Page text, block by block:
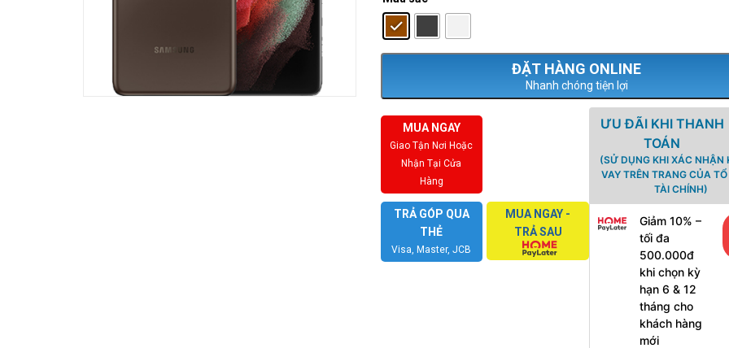
Nhanh chóng tiện lợi
MUA NGAY
Giao Tận Nơi Hoặc
Nhận Tại Cửa
Hàng
TRẢ GÓP QUA
THẺ
Visa, Master, JCB
MUA NGAY -
TRẢ SAU
ƯU ĐÃI KHI THANH
TOÁN
(SỬ DỤNG KHI XÁC NHẬN
VAY TRÊN TRANG CỦA
TÀI CHÍNH)
Giảm 10% –
tối đa
500.000đ
khi chọn kỳ
hạn 6 & 12
tháng cho
khách hàng
mới